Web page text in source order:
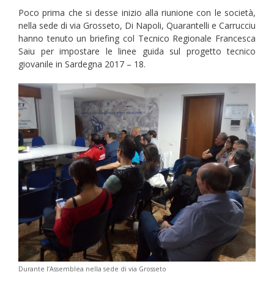
Poco prima che si desse inizio alla riunione con le società,
nella sede di via Grosseto, Di Napoli, Quarantelli e Carrucciu
hanno tenuto un briefing col Tecnico Regionale Francesca
Saiu per impostare le linee guida sul progetto tecnico
giovanile in Sardegna 2017 – 18.
Durante l’Assemblea nella sede di via Grosseto